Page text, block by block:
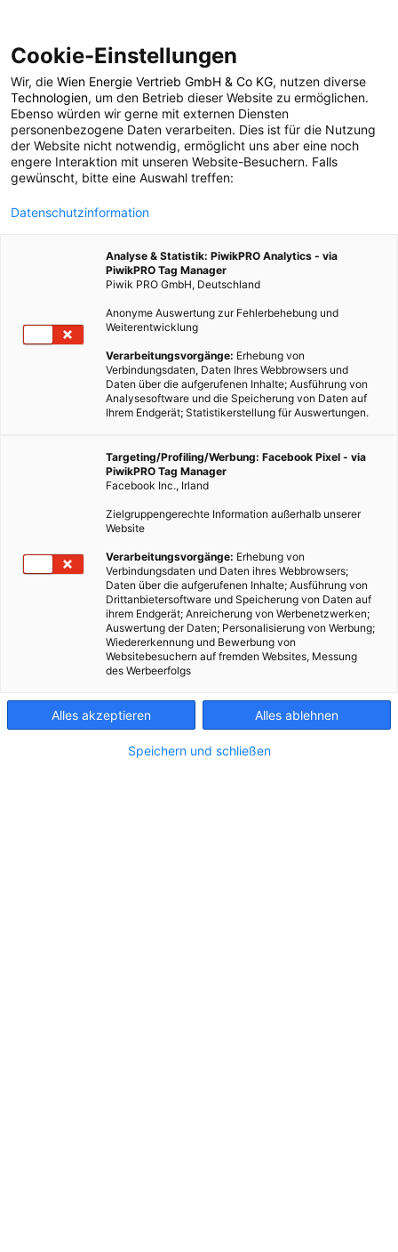
POSTS BY TAG
stadterneuerung
3 BEITRÄGE
PLANUNG
Bautechnik
7. JANUAR 2019 VONENERGIELEBEN REDAKTION
Zu den wichtigsten Säulen einer hohen Lebensqualität in der
Stadt gehört – selbstverständlich – die Wohnqualität. Die
Wiener MA 25 prüft Wohnhäuser schon in der Planungsphase
in dieser Hinsicht. Eine…
TEILEN
Cookie-Einstellungen
Wir, die Wien Energie Vertrieb GmbH & Co KG, nutzen diverse
Technologien, um den Betrieb dieser Website zu ermöglichen.
Ebenso würden wir gerne mit externen Diensten
personenbezogene Daten verarbeiten. Dies ist für die Nutzung
der Website nicht notwendig, ermöglicht uns aber eine noch
engere Interaktion mit unseren Website-Besuchern. Falls
gewünscht, bitte eine Auswahl treffen:
Datenschutzinformation
Analyse & Statistik: PiwikPRO Analytics - via
PiwikPRO Tag Manager
Piwik PRO GmbH, Deutschland
Anonyme Auswertung zur Fehlerbehebung und
Weiterentwicklung
Verarbeitungsvorgänge: Erhebung von
Verbindungsdaten, Daten Ihres Webbrowsers und
Daten über die aufgerufenen Inhalte; Ausführung von
Analysesoftware und die Speicherung von Daten auf
Ihrem Endgerät; Statistikerstellung für Auswertungen.
Targeting/Profiling/Werbung: Facebook Pixel - via
PiwikPRO Tag Manager
Facebook Inc., Irland
Zielgruppengerechte Information außerhalb unserer
Website
Verarbeitungsvorgänge: Erhebung von
Verbindungsdaten und Daten ihres Webbrowsers;
Daten über die aufgerufenen Inhalte; Ausführung von
Drittanbietersoftware und Speicherung von Daten auf
ihrem Endgerät; Anreicherung von Werbenetzwerken;
Auswertung der Daten; Personalisierung von Werbung;
Wiedererkennung und Bewerbung von
Websitebesuchern auf fremden Websites, Messung
des Werbeerfolgs
Alles akzeptieren Alles ablehnen
Speichern und schließen